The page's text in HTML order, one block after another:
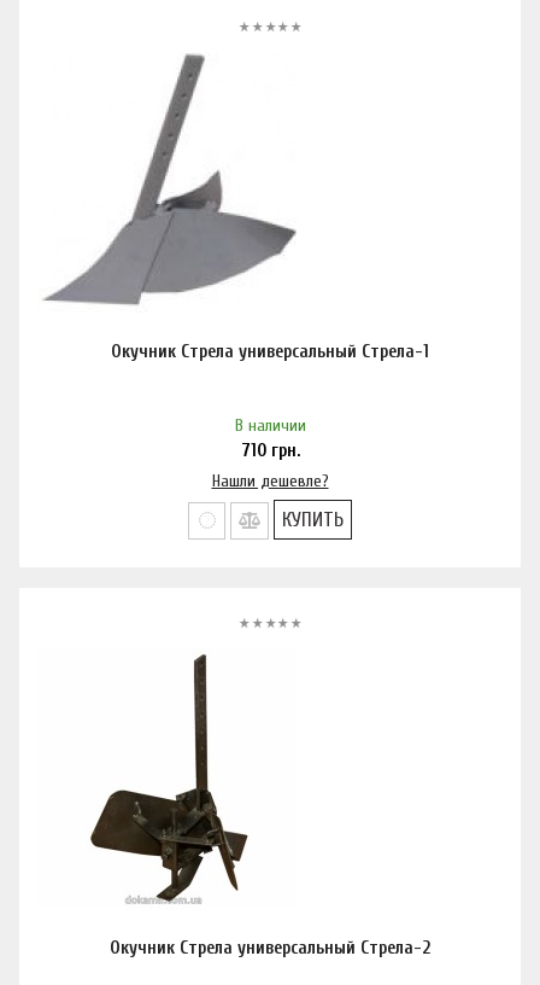
Окучник Стрела универсальный Стрела-1
В наличии
710грн.
Нашли дешевле?
КУПИТЬ
Окучник Стрела универсальный Стрела-2